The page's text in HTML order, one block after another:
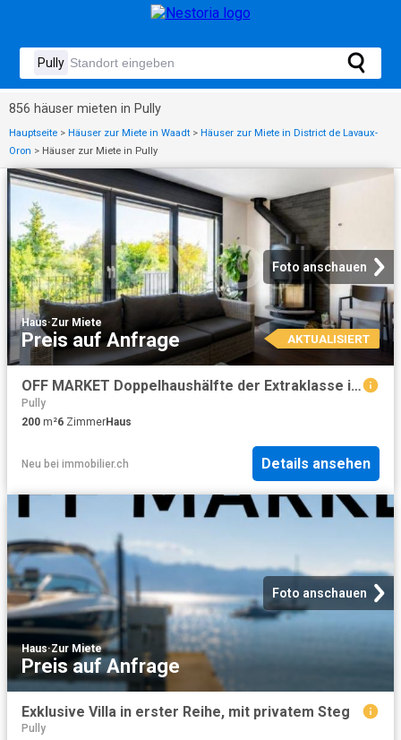
856 häuser mieten in Pully
Hauptseite > Häuser zur Miete in Waadt > Häuser zur Miete in District de Lavaux-
Oron > Häuser zur Miete in Pully
Foto anschauen
Haus·Zur Miete
Preis auf Anfrage AKTUALISIERT
OFF MARKET Doppelhaushälfte der Extraklasse in Pully
Pully
200 m²6 ZimmerHaus
Neu bei immobilier.ch Details ansehen
Foto anschauen
Haus·Zur Miete
Preis auf Anfrage
Exklusive Villa in erster Reihe, mit privatem Steg
Pully